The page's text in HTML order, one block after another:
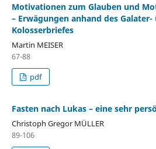
Motivationen zum Glauben und
– Erwägungen anhand des Galater-
Kolosserbriefes
Martin MEISER
67-88
pdf
Fasten nach Lukas – eine sehr
Christoph Gregor MÜLLER
89-106